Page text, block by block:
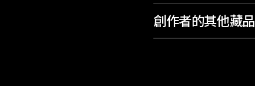
創作者的其他藏品